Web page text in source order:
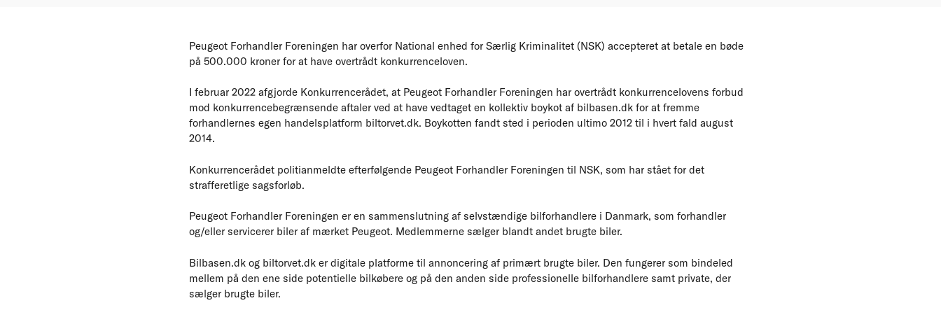
Peugeot Forhandler Foreningen har overfor National enhed for Særlig Kriminalitet (NSK) accepteret at betale en bøde
på 500.000 kroner for at have overtrådt konkurrenceloven.
I februar 2022 afgjorde Konkurrencerådet, at Peugeot Forhandler Foreningen har overtrådt konkurrencelovens forbud
mod konkurrencebegrænsende aftaler ved at have vedtaget en kollektiv boykot af bilbasen.dk for at fremme
forhandlernes egen handelsplatform biltorvet.dk. Boykotten fandt sted i perioden ultimo 2012 til i hvert fald august
2014.
Konkurrencerådet politianmeldte efterfølgende Peugeot Forhandler Foreningen til NSK, som har stået for det
strafferetlige sagsforløb.
Peugeot Forhandler Foreningen er en sammenslutning af selvstændige bilforhandlere i Danmark, som forhandler
og/eller servicerer biler af mærket Peugeot. Medlemmerne sælger blandt andet brugte biler.
Bilbasen.dk og biltorvet.dk er digitale platforme til annoncering af primært brugte biler. Den fungerer som bindeled
mellem på den ene side potentielle bilkøbere og på den anden side professionelle bilforhandlere samt private, der
sælger brugte biler.